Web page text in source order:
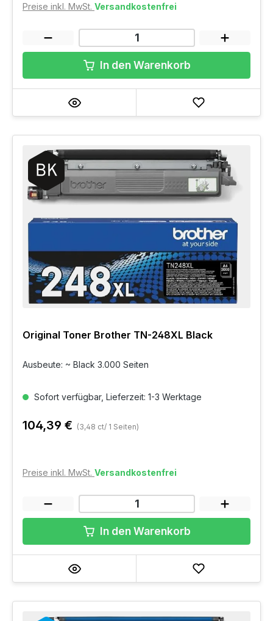
Preise inkl. MwSt. Versandkostenfrei
In den Warenkorb
Original Toner Brother TN-248XL Black
Ausbeute: ~ Black 3.000 Seiten
Sofort verfügbar, Lieferzeit: 1-3 Werktage
104,39 € (3,48 ct/ 1 Seiten)
Preise inkl. MwSt. Versandkostenfrei
In den Warenkorb